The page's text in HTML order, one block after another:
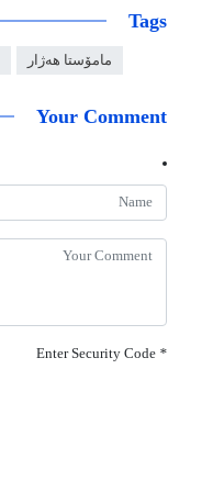
Tags
مامۆستا هەژار
Your Comment
*